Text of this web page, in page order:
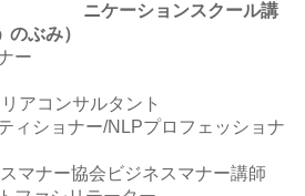
ニケーションスクール講
ぶみ）
ー
アコンサルタント
ィショナー/NLPプロフェッショナ
マナー協会ビジネスマナー講師